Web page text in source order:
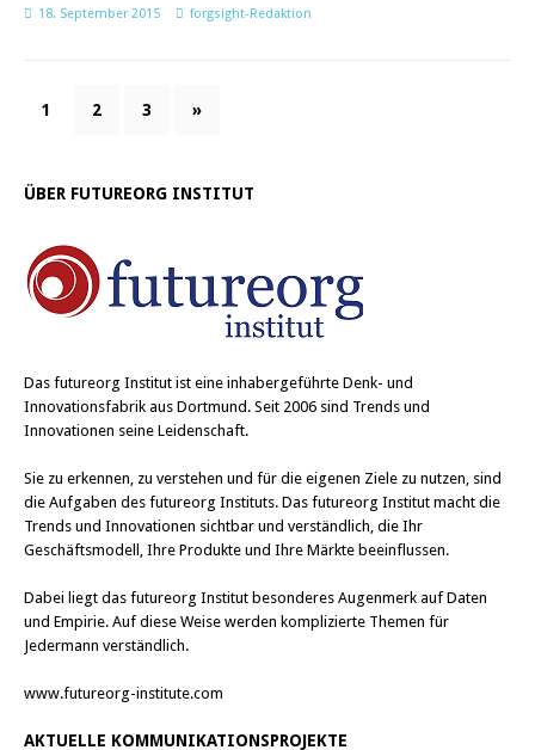
18. September 2015 forgsight-Redaktion
1 2 3 »
ÜBER FUTUREORG INSTITUT
Das futureorg Institut ist eine inhabergeführte Denk- und
Innovationsfabrik aus Dortmund. Seit 2006 sind Trends und
Innovationen seine Leidenschaft.
Sie zu erkennen, zu verstehen und für die eigenen Ziele zu nutzen, sind
die Aufgaben des futureorg Instituts. Das futureorg Institut macht die
Trends und Innovationen sichtbar und verständlich, die Ihr
Geschäftsmodell, Ihre Produkte und Ihre Märkte beeinflussen.
Dabei liegt das futureorg Institut besonderes Augenmerk auf Daten
und Empirie. Auf diese Weise werden komplizierte Themen für
Jedermann verständlich.
www.futureorg-institute.com
AKTUELLE KOMMUNIKATIONSPROJEKTE